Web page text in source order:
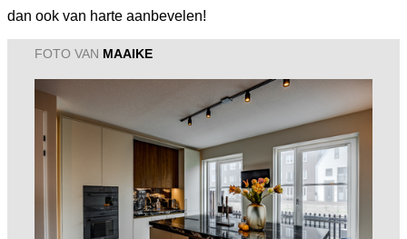
dan ook van harte aanbevelen!
FOTO VAN MAAIKE